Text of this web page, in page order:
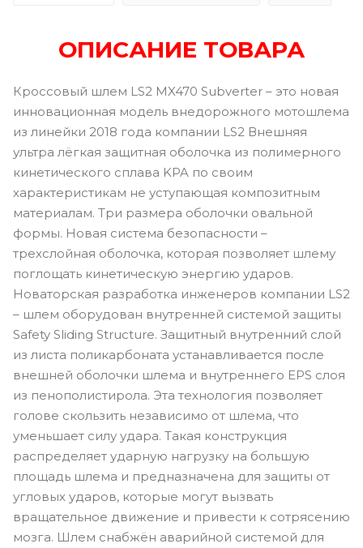
ОПИСАНИЕ ТОВАРА
Кроссовый шлем LS2 MX470 Subverter – это новая
инновационная модель внедорожного мотошлема
из линейки 2018 года компании LS2 Внешняя
ультра лёгкая защитная оболочка из полимерного
кинетического сплава KPA по своим
характеристикам не уступающая композитным
материалам. Три размера оболочки овальной
формы. Новая система безопасности –
трехслойная оболочка, которая позволяет шлему
поглощать кинетическую энергию ударов.
Новаторская разработка инженеров компании LS2
– шлем оборудован внутренней системой защиты
Safety Sliding Structure. Защитный внутренний слой
из листа поликарбоната устанавливается после
внешней оболочки шлема и внутреннего EPS слоя
из пенополистирола. Эта технология позволяет
голове скользить независимо от шлема, что
уменьшает силу удара. Такая конструкция
распределяет ударную нагрузку на большую
площадь шлема и предназначена для защиты от
угловых ударов, которые могут вызвать
вращательное движение и привести к сотрясению
мозга. Шлем снабжён аварийной системой для